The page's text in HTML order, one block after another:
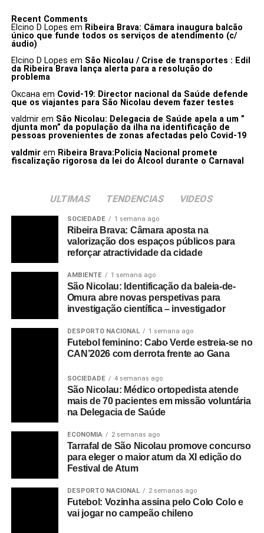
Recent Comments
Elcino D Lopes em Ribeira Brava: Câmara inaugura balcão
único que funde todos os serviços de atendimento (c/
áudio)
Elcino D Lopes em São Nicolau / Crise de transportes : Edil
da Ribeira Brava lança alerta para a resolução do
problema
Оксанаem Covid-19: Director nacional da Saúde defende
que os viajantes para São Nicolau devem fazer testes
valdmirem São Nicolau: Delegacia de Saúde apela a um ”
djunta mon” da população da ilha na identificação de
pessoas provenientes de zonas afectadas pelo Covid-19
valdmirem Ribeira Brava:Policia Nacional promete
fiscalização rigorosa da lei do Álcool durante o Carnaval
ULTIMAS TENDENCIAS VIDEOS
SOCIEDADE 1 semana ago
Ribeira Brava: Câmara aposta na
valorização dos espaços públicos para
reforçar atractividade da cidade
AMBIENTE 1 semana ago
São Nicolau: Identificação da baleia-de-
Omura abre novas perspetivas para
investigação científica – investigador
DESPORTO NACIONAL 1 semana ago
Futebol feminino: Cabo Verde estreia-se no
CAN’2026 com derrota frente ao Gana
SOCIEDADE 4 semanas ago
São Nicolau: Médico ortopedista atende
mais de 70 pacientes em missão voluntária
na Delegacia de Saúde
ECONOMIA 2 semanas ago
Tarrafal de São Nicolau promove concurso
para eleger o maior atum da XI edição do
Festival de Atum
DESPORTO NACIONAL 2 semanas ago
Futebol: Vozinha assina pelo Colo Colo e
vai jogar no campeão chileno